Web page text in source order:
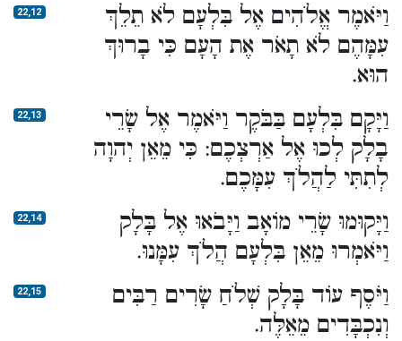
22,12
וַיֹּאמֶר אֱלֹהִים אֶל בִּלְעָם לֹא תֵלֵךְ
עִמָּהֶם לֹא תָאֹר אֶת הָעָם כִּי בָרוּךְ
הוּא.
22,13
וַיָּקָם בִּלְעָם בַּבֹּקֶר וַיֹּאמֶר אֶל שָׂרֵי
בָלָק לְכוּ אֶל אַרְצְכֶם: כִּי מֵאֵן יְהוָה
לְתִתִּי לַהֲלֹךְ עִמָּכֶם.
22,14
וַיָּקוּמוּ שָׂרֵי מוֹאָב וַיָּבֹאוּ אֶל בָּלָק
וַיֹּאמְרוּ מֵאֵן בִּלְעָם הֲלֹךְ עִמָּנוּ.
22,15
וַיֹּסֶף עוֹד בָּלָק שְׁלֹחַ שָׂרִים רַבִּים
וְנִכְבָּדִים מֵאֵלֶּה.